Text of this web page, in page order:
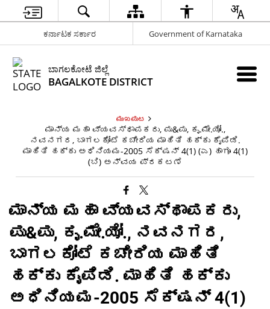
ಕರ್ನಾಟಕ ಸರ್ಕಾರ Government of Karnataka
ಬಾಗಲಕೋಟೆ ಜಿಲ್ಲೆ
BAGALKOTE DISTRICT
ಮುಖಪುಟ
ಮಾನ್ಯ ಮಹಾ ವ್ಯವಸ್ಥಾಪಕರು, ಪು&ಪು, ಕೃ.ಮೇ.ಯೋ.,
ನವನಗರ, ಬಾಗಲಕೋಟೆ ಕಚೇರಿಯ ಮಾಹಿತಿ ಹಕ್ಕು ಕೈಪಿಡಿ.
ಮಾಹಿತಿ ಹಕ್ಕು ಅಧಿನಿಯಮ-2005 ಸೆಕ್ಷನ್ 4(1) (ಎ) ಹಾಗೂ 4(1)
(ಬಿ) ಅನ್ವಯ ಪ್ರಕಟಣೆ
ಮಾನ್ಯ ಮಹಾ ವ್ಯವಸ್ಥಾಪಕರು,
ಪು&ಪು, ಕೃ.ಮೇ.ಯೋ., ನವನಗರ,
ಬಾಗಲಕೋಟೆ ಕಚೇರಿಯ ಮಾಹಿತಿ
ಹಕ್ಕು ಕೈಪಿಡಿ. ಮಾಹಿತಿ ಹಕ್ಕು
ಅಧಿನಿಯಮ-2005 ಸೆಕ್ಷನ್ 4(1)